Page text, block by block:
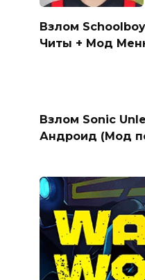
Взлом
Читы + Мод
Взлом Sonic
Андроид (Мод